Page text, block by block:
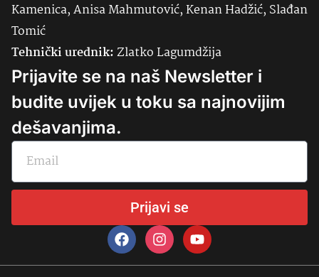
Kamenica, Anisa Mahmutović, Kenan Hadžić, Slađan
Tomić
Tehnički urednik:Zlatko Lagumdžija
Prijavite se na naš Newsletter i
budite uvijek u toku sa najnovijim
dešavanjima.
Prijavi se